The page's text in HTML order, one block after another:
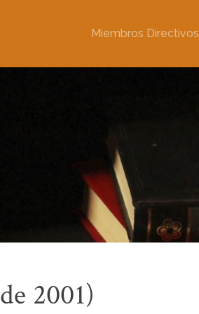
Miembros Directivos
2001)